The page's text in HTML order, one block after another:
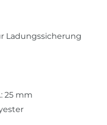
Ladungssicherung
25 mm